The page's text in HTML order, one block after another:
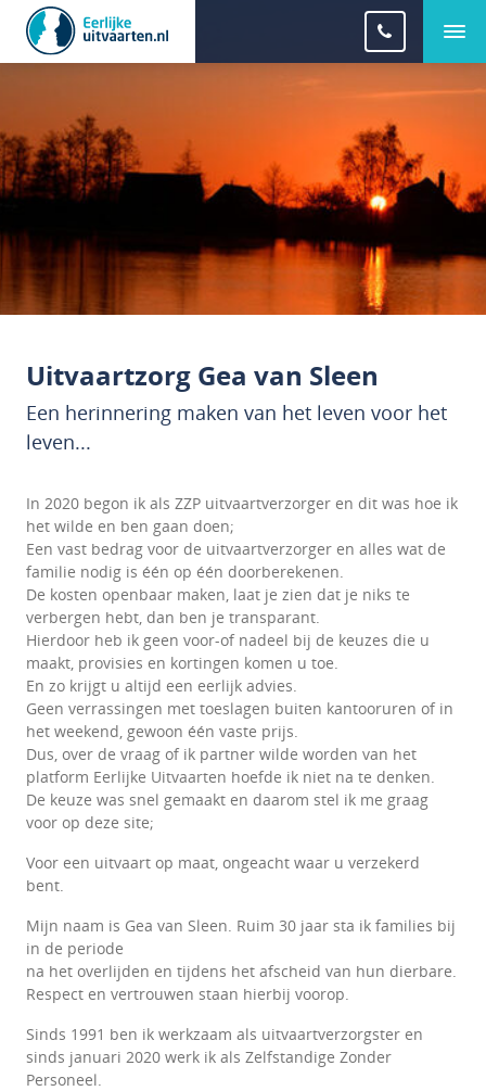
Uitvaartzorg Gea van Sleen
Een herinnering maken van het leven voor het
leven...
In 2020 begon ik als ZZP uitvaartverzorger en dit was hoe ik
het wilde en ben gaan doen;
Een vast bedrag voor de uitvaartverzorger en alles wat de
familie nodig is één op één doorberekenen.
De kosten openbaar maken, laat je zien dat je niks te
verbergen hebt, dan ben je transparant.
Hierdoor heb ik geen voor-of nadeel bij de keuzes die u
maakt, provisies en kortingen komen u toe.
En zo krijgt u altijd een eerlijk advies.
Geen verrassingen met toeslagen buiten kantooruren of in
het weekend, gewoon één vaste prijs.
Dus, over de vraag of ik partner wilde worden van het
platform Eerlijke Uitvaarten hoefde ik niet na te denken.
De keuze was snel gemaakt en daarom stel ik me graag
voor op deze site;
Voor een uitvaart op maat, ongeacht waar u verzekerd
bent.
Mijn naam is Gea van Sleen. Ruim 30 jaar sta ik families bij
in de periode
na het overlijden en tijdens het afscheid van hun dierbare.
Respect en vertrouwen staan hierbij voorop.
Sinds 1991 ben ik werkzaam als uitvaartverzorgster en
sinds januari 2020 werk ik als Zelfstandige Zonder
Personeel.